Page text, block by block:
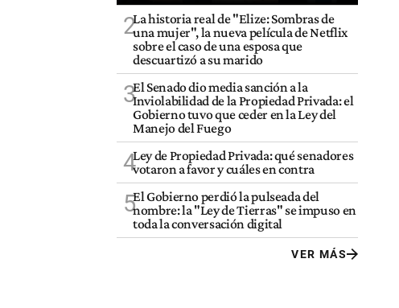
2La historia real de "Elize: Sombras de
una mujer", la nueva película de Netflix
sobre el caso de una esposa que
descuartizó a su marido
3El Senado dio media sanción a la
Inviolabilidad de la Propiedad Privada: el
Gobierno tuvo que ceder en la Ley del
Manejo del Fuego
4Ley de Propiedad Privada: qué senadores
votaron a favor y cuáles en contra
5El Gobierno perdió la pulseada del
nombre: la "Ley de Tierras" se impuso en
toda la conversación digital
VER MÁS